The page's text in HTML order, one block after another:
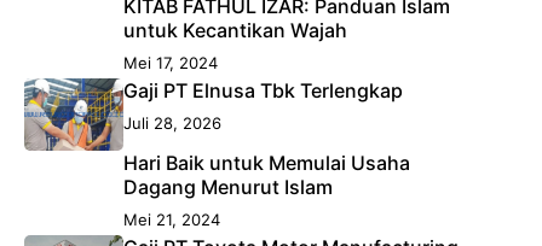
KITAB FATHUL IZAR: Panduan Islam
untuk Kecantikan Wajah
Mei 17, 2024
Gaji PT Elnusa Tbk Terlengkap
Juli 28, 2026
Hari Baik untuk Memulai Usaha
Dagang Menurut Islam
Mei 21, 2024